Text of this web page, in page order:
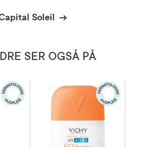
Soleil
SER OGSÅ PÅ